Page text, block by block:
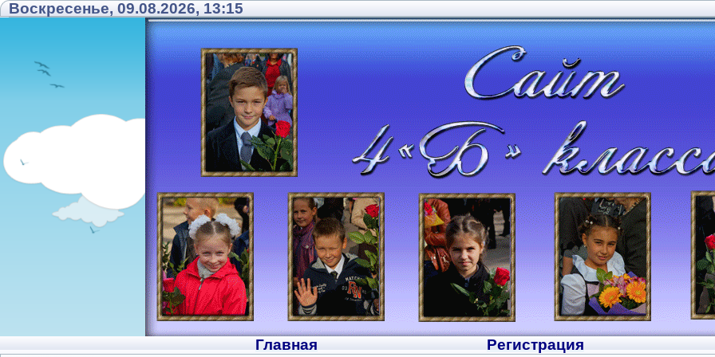
Воскресенье, 09.08.2026, 13:15
Главная Регистрация